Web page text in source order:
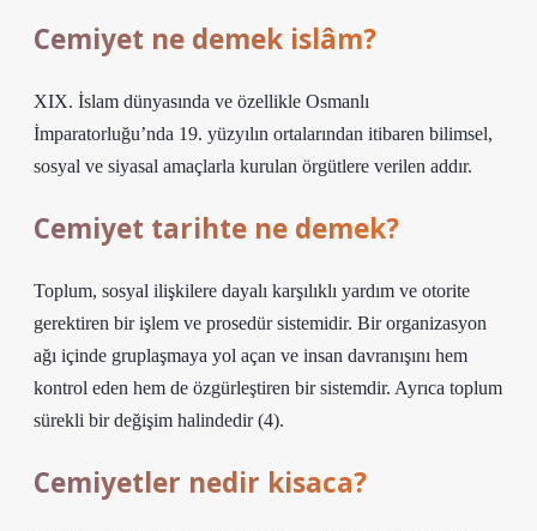
Cemiyet ne demek islâm?
XIX. İslam dünyasında ve özellikle Osmanlı
İmparatorluğu’nda 19. yüzyılın ortalarından itibaren bilimsel,
sosyal ve siyasal amaçlarla kurulan örgütlere verilen addır.
Cemiyet tarihte ne demek?
Toplum, sosyal ilişkilere dayalı karşılıklı yardım ve otorite
gerektiren bir işlem ve prosedür sistemidir. Bir organizasyon
ağı içinde gruplaşmaya yol açan ve insan davranışını hem
kontrol eden hem de özgürleştiren bir sistemdir. Ayrıca toplum
sürekli bir değişim halindedir (4).
Cemiyetler nedir kisaca?